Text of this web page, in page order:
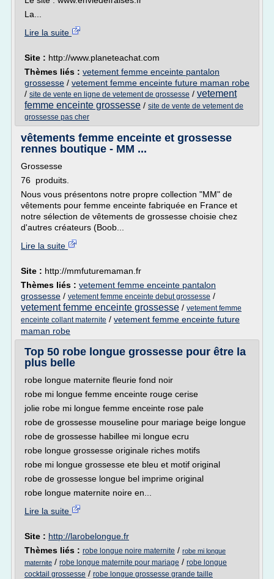
La...
Lire la suite
Site : http://www.planeteachat.com
Thèmes liés : vetement femme enceinte pantalon
grossesse / vetement femme enceinte future maman robe
/ site de vente en ligne de vetement de grossesse / vetement
femme enceinte grossesse / site de vente de vetement de
grossesse pas cher
vêtements femme enceinte et grossesse
rennes boutique - MM ...
Grossesse
76 produits.
Nous vous présentons notre propre collection "MM" de
vêtements pour femme enceinte fabriquée en France et
notre sélection de vêtements de grossesse choisie chez
d'autres créateurs (Boob...
Lire la suite
Site : http://mmfuturemaman.fr
Thèmes liés : vetement femme enceinte pantalon
grossesse / vetement femme enceinte debut grossesse /
vetement femme enceinte grossesse / vetement femme
enceinte collant maternite / vetement femme enceinte future
maman robe
Top 50 robe longue grossesse pour être la
plus belle
robe longue maternite fleurie fond noir
robe mi longue femme enceinte rouge cerise
jolie robe mi longue femme enceinte rose pale
robe de grossesse mouseline pour mariage beige longue
robe de grossesse habillee mi longue ecru
robe longue grossesse originale riches motifs
robe mi longue grossesse ete bleu et motif original
robe de grossesse longue bel imprime original
robe longue maternite noire en...
Lire la suite
Site : http://larobelongue.fr
Thèmes liés : robe longue noire maternite / robe mi longue
maternite / robe longue maternite pour mariage / robe longue
cocktail grossesse / robe longue grossesse grande taille